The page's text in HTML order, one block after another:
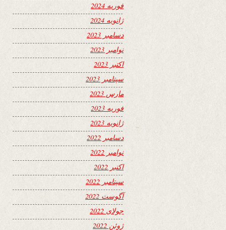
فوریه 2024
ژانویه 2024
دسامبر 2023
نوامبر 2023
اکتبر 2023
سپتامبر 2023
مارس 2023
فوریه 2023
ژانویه 2023
دسامبر 2022
نوامبر 2022
اکتبر 2022
سپتامبر 2022
آگوست 2022
جولای 2022
ژوئن 2022